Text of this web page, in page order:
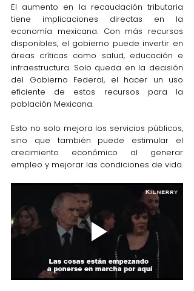
El aumento en la recaudación tributaria
tiene implicaciones directas en la
economía mexicana. Con más recursos
disponibles, el gobierno puede invertir en
áreas críticas como salud, educación e
infraestructura. Solo queda en la decisión
del Gobierno Federal, el hacer un uso
eficiente de estos recursos para la
población Mexicana.
Esto no solo mejora los servicios públicos,
sino que también puede estimular el
crecimiento económico al generar
empleo y mejorar las condiciones de vida.